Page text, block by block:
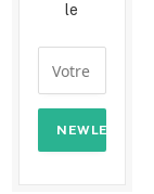
le